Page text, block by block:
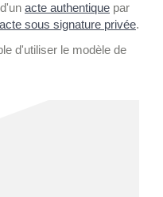
acte authentique par
acte sous signature privée.
d'utiliser le modèle de